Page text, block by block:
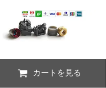
カートを見る